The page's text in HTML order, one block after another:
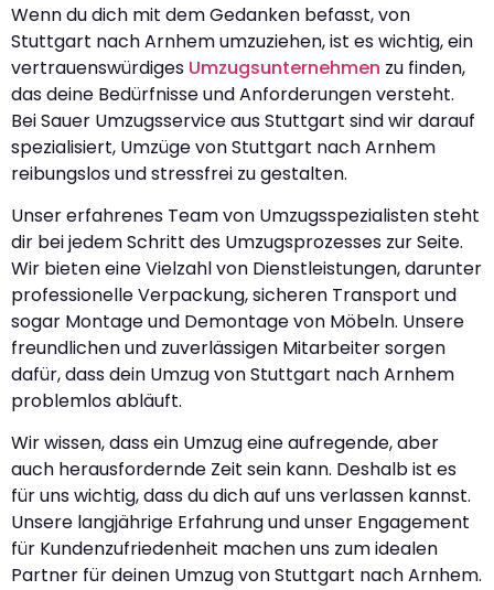
Wenn du dich mit dem Gedanken befasst, von
Stuttgart nach Arnhem umzuziehen, ist es wichtig, ein
vertrauenswürdiges Umzugsunternehmen zu finden,
das deine Bedürfnisse und Anforderungen versteht.
Bei Sauer Umzugsservice aus Stuttgart sind wir darauf
spezialisiert, Umzüge von Stuttgart nach Arnhem
reibungslos und stressfrei zu gestalten.
Unser erfahrenes Team von Umzugsspezialisten steht
dir bei jedem Schritt des Umzugsprozesses zur Seite.
Wir bieten eine Vielzahl von Dienstleistungen, darunter
professionelle Verpackung, sicheren Transport und
sogar Montage und Demontage von Möbeln. Unsere
freundlichen und zuverlässigen Mitarbeiter sorgen
dafür, dass dein Umzug von Stuttgart nach Arnhem
problemlos abläuft.
Wir wissen, dass ein Umzug eine aufregende, aber
auch herausfordernde Zeit sein kann. Deshalb ist es
für uns wichtig, dass du dich auf uns verlassen kannst.
Unsere langjährige Erfahrung und unser Engagement
für Kundenzufriedenheit machen uns zum idealen
Partner für deinen Umzug von Stuttgart nach Arnhem.